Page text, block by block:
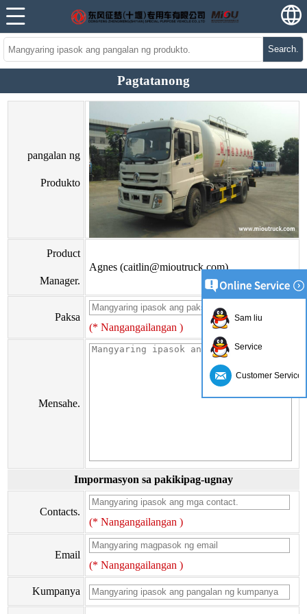
Search.
Pagtatanong
pangalan ng
Produkto
Product
Manager.
Agnes (caitlin@mioutruck.com)
Paksa
(* Nangangailangan )
Mensahe.
Impormasyon sa pakikipag-ugnay
Contacts.
(* Nangangailangan )
Email
(* Nangangailangan )
Kumpanya
Sam liu
Service
Customer Service